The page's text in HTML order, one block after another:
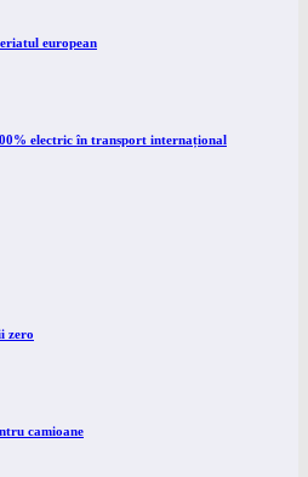
european
electric în transport internațional
zero
camioane